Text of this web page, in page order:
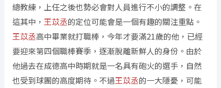
總教練，上任之後也勢必會對人員進行不小的調整。在
這其中， 王苡丞的定位可能會是一個有趣的關注重點。
王苡丞高中畢業就打職棒，今年才要滿21歲的他，已經
要迎來第四個職棒賽季，逐漸脫離新鮮人的身份。由於
他過去在成德高中時期就是一名具有砲火的選手，自然
也受到球團的高度期待。不過王苡丞的一大隱憂，可能